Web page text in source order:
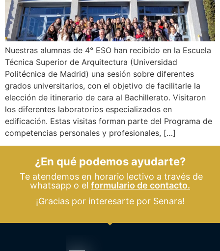
Nuestras alumnas de 4° ESO han recibido en la Escuela
Técnica Superior de Arquitectura (Universidad
Politécnica de Madrid) una sesión sobre diferentes
grados universitarios, con el objetivo de facilitarle la
elección de itinerario de cara al Bachillerato. Visitaron
los diferentes laboratorios especializados en
edificación. Estas visitas forman parte del Programa de
competencias personales y profesionales, […]
¿En qué podemos ayudarte?
Te atendemos en horario lectivo a través de
whatsapp o el formulario de contacto.
¡Gracias por interesarte por Senara!